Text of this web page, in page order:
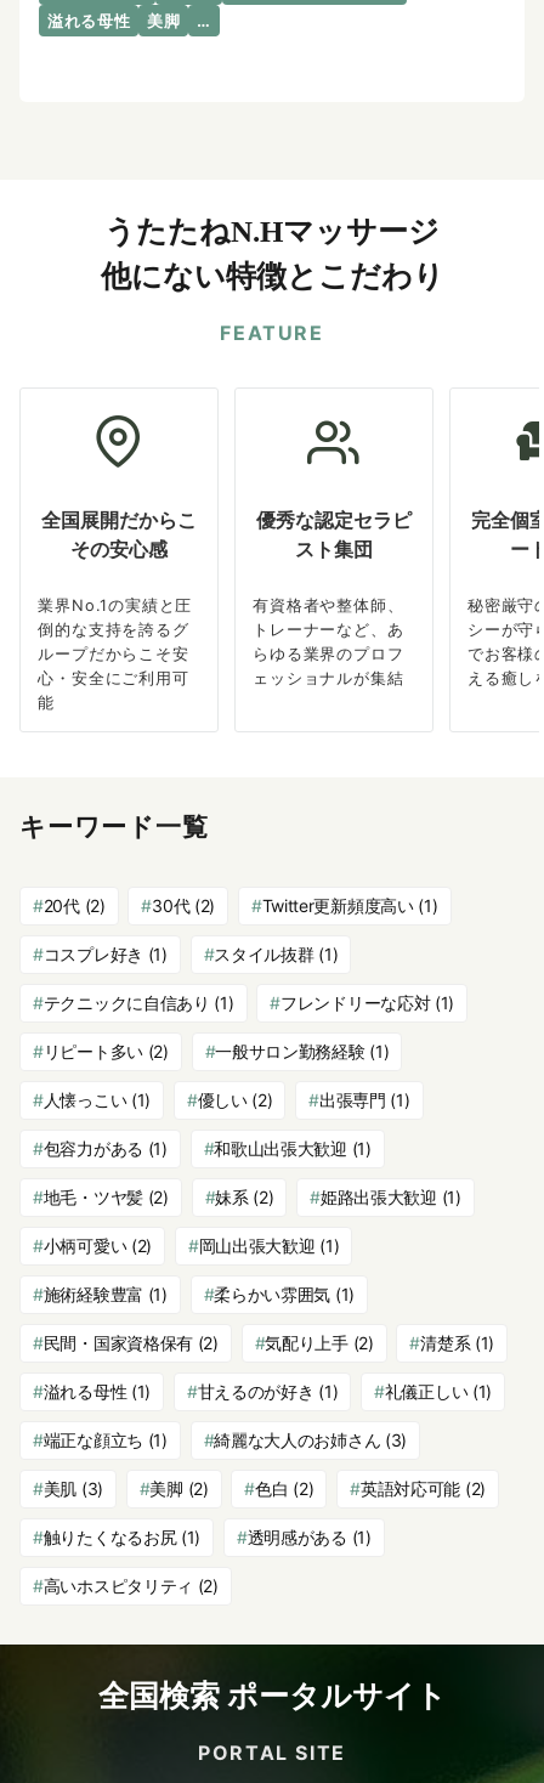
溢れる母性
美脚 …
うたたねN.Hマッサージ
他にない特徴とこだわり
FEATURE
全国展開だからこ
その安心感
業界No.1の実績と圧
倒的な支持を誇るグ
ループだからこそ安
心・安全にご利用可
能
優秀な認定セラピ
スト集団
有資格者や整体師、
トレーナーなど、あ
らゆる業界のプロフ
ェッショナルが集結
完全個
ー
秘密厳守
シーが守
でお客様
える癒し
キーワード一覧
20代(2) 30代(2) Twitter更新頻度高い(1)
コスプレ好き (1) スタイル抜群(1)
テクニックに自信あり (1) フレンドリーな応対(1)
リピート多い(2) 一般サロン勤務経験(1)
人懐っこい(1) 優しい(2) 出張専門 (1)
包容力がある (1) 和歌山出張大歓迎 (1)
地毛・ツヤ髪(2) 妹系 (2) 姫路出張大歓迎 (1)
小柄可愛い(2) 岡山出張大歓迎 (1)
施術経験豊富 (1) 柔らかい雰囲気 (1)
民間・国家資格保有 (2) 気配り上手(2) 清楚系 (1)
溢れる母性 (1) 甘えるのが好き (1) 礼儀正しい(1)
端正な顔立ち (1) 綺麗な大人のお姉さん (3)
美肌 (3) 美脚 (2) 色白 (2) 英語対応可能 (2)
触りたくなるお尻(1) 透明感がある (1)
高いホスピタリティ (2)
全国検索 ポータルサイト
PORTAL SITE